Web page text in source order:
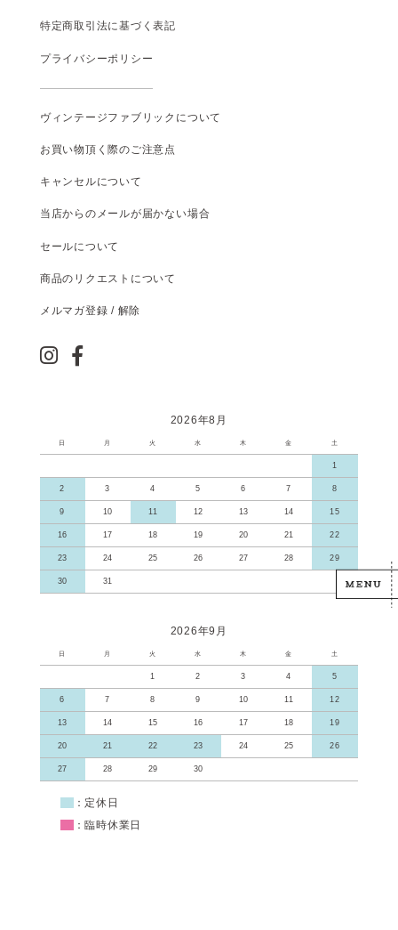
特定商取引法に基づく表記
プライバシーポリシー
ヴィンテージファブリックについて
お買い物頂く際のご注意点
キャンセルについて
当店からのメールが届かない場合
セールについて
商品のリクエストについて
メルマガ登録 / 解除
2026年8月
日 月 火 水 木 金 土
1
2 3 4 5 6 7 8
9 10 11 12 13 14 15
16 17 18 19 20 21 22
23 24 25 26 27 28 29
30 31
2026年9月
日 月 火 水 木 金 土
1 2 3 4 5
6 7 8 9 10 11 12
13 14 15 16 17 18 19
20 21 22 23 24 25 26
27 28 29 30
：定休日
：臨時休業日